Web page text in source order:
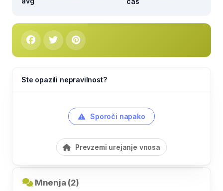
Ste opazili nepravilnost?
Sporoči napako
Prevzemi urejanje vnosa
Mnenja (2)